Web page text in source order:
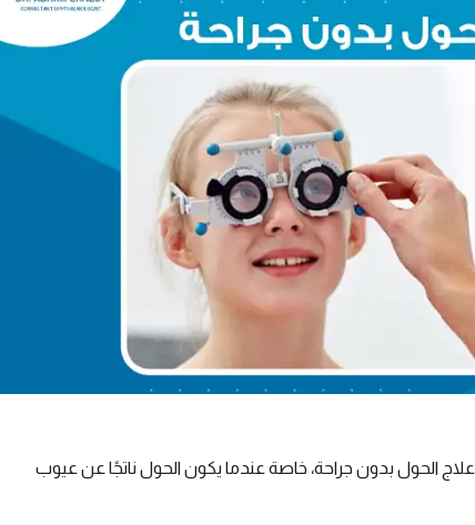
الحول بدون جراحة، خاصة عندما يكون الحول ناتجًا عن عيوب